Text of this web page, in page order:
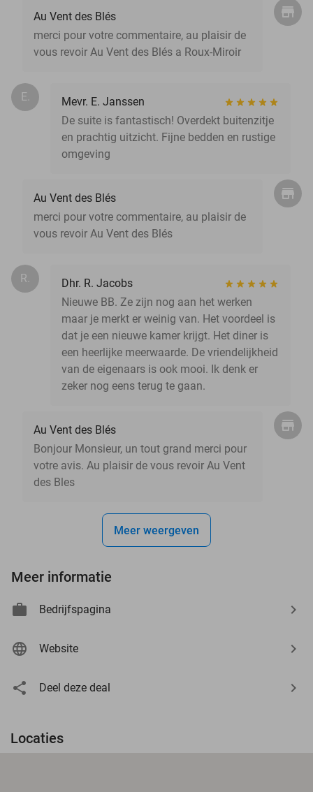
Au Vent des Blés
merci pour votre commentaire, au plaisir de
vous revoir Au Vent des Blés a Roux-Miroir
E.
Mevr. E. Janssen
De suite is fantastisch! Overdekt buitenzitje
en prachtig uitzicht. Fijne bedden en rustige
omgeving
Au Vent des Blés
merci pour votre commentaire, au plaisir de
vous revoir Au Vent des Blés
R.
Dhr. R. Jacobs
Nieuwe BB. Ze zijn nog aan het werken
maar je merkt er weinig van. Het voordeel is
dat je een nieuwe kamer krijgt. Het diner is
een heerlijke meerwaarde. De vriendelijkheid
van de eigenaars is ook mooi. Ik denk er
zeker nog eens terug te gaan.
Au Vent des Blés
Bonjour Monsieur, un tout grand merci pour
votre avis. Au plaisir de vous revoir Au Vent
des Bles
Meer weergeven
Meer informatie
Bedrijfspagina
Website
Deel deze deal
Locaties